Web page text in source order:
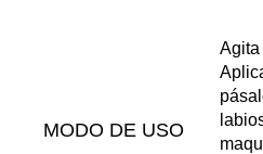
MODO DE USO
Agita